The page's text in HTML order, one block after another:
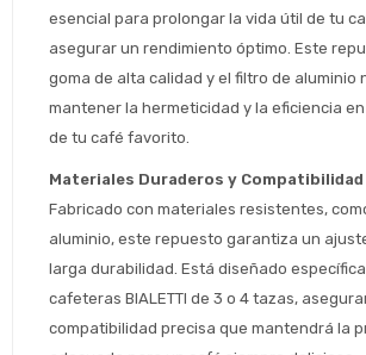
esencial para prolongar la vida útil de tu
asegurar un rendimiento óptimo. Este
goma de alta calidad y el filtro de aluminio
mantener la hermeticidad y la eficiencia
de tu café favorito.
Materiales Duraderos y
Fabricado con materiales resistentes,
aluminio, este repuesto garantiza un
larga durabilidad. Está diseñado
cafeteras BIALETTI de 3 o 4 tazas,
compatibilidad precisa que mantendrá la
Comprá ahora y
Después, hasta en
* sujeto aprobación crediticia
Cédula de identidad
Estimado/a
Estás calificado para comprar usando Pago
Después.